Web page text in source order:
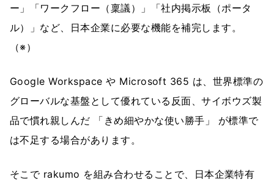
ー」「ワークフロー（稟議）」「社内掲示板（ポータ
ル）」など、日本企業に必要な機能を補完します。
（※）
Google Workspace や Microsoft 365 は、世界標準の
グローバルな基盤として優れている反面、サイボウズ製
品で慣れ親しんだ 「きめ細やかな使い勝手」 が標準で
は不足する場合があります。
そこで rakumo を組み合わせることで、日本企業特有